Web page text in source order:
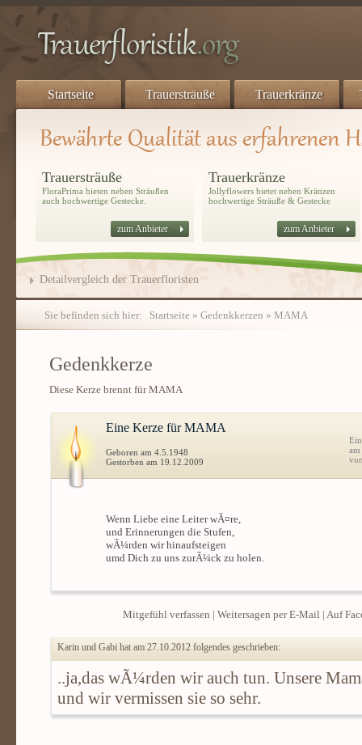
Startseite Trauersträuße Trauerkränze
Detailvergleich der Trauerfloristen
Trauersträuße
FloraPrima bieten neben Sträußen
auch hochwertige Gestecke.
zum Anbieter
Trauerkränze
Jollyflowers bietet neben Kränzen
hochwertige Sträuße & Gestecke
zum Anbieter
Sie befinden sich hier: Startseite » Gedenkkerzen » MAMA
Gedenkkerze
Diese Kerze brennt für MAMA
Eine Kerze für MAMA
Geboren am 4.5.1948
Gestorben am 19.12.2009
Wenn Liebe eine Leiter wÃ¤re,
und Erinnerungen die Stufen,
wÃ¼rden wir hinaufsteigen
umd Dich zu uns zurÃ¼ck zu holen.
Mitgefühl verfassen | Weitersagen per E-Mail | Auf
Karin und Gabi hat am 27.10.2012 folgendes geschrieben:
..ja,das wÃ¼rden wir auch tun. Unsere
und wir vermissen sie so sehr.